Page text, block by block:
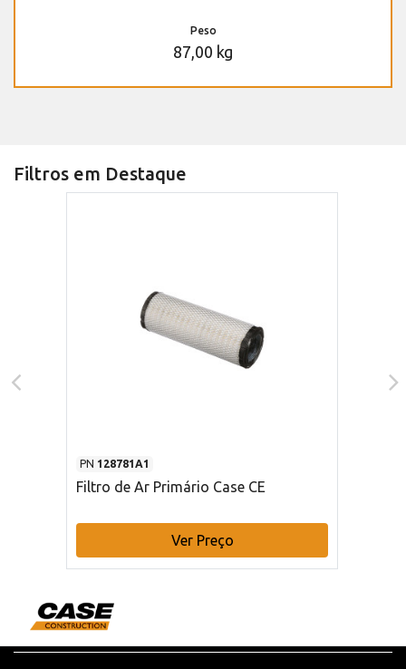
Peso
87,00 kg
Filtros em Destaque
PN 128781A1
Filtro de Ar Primário Case CE
Ver Preço